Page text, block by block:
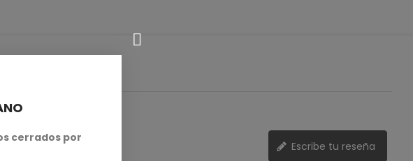
Escribe tu reseña
cerrados por